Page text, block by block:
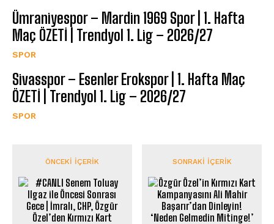
Ümraniyespor – Mardin 1969 Spor | 1. Hafta
Maç ÖZETİ | Trendyol 1. Lig – 2026/27
SPOR
Sivasspor – Esenler Erokspor | 1. Hafta Maç
ÖZETİ | Trendyol 1. Lig – 2026/27
SPOR
ÖNCEKI İÇERIK SONRAKI İÇERIK